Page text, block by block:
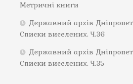
Метричні книги
Державний архів
Списки виселених. Ч.36
Державний архів
Списки виселених. Ч.35